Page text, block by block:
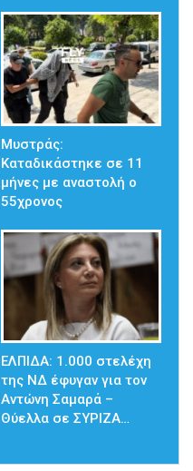
Μυστράς:
Καταδικάστηκε σε 11
μήνες με αναστολή ο
55χρονος
ΕΛΠΙΔΑ: 1.000 στελέχη
της ΝΔ έφυγαν για τον
Αντώνη Σαμαρά –
Θύελλα σε ΣΥΡΙΖΑ…